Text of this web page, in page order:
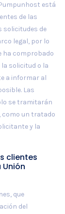
está
de las
solicitudes de
legal, por lo
ha comprobado
la solicitud o la
a informar al
Las
se tramitarán
como un tratado
y la
clientes
que
del